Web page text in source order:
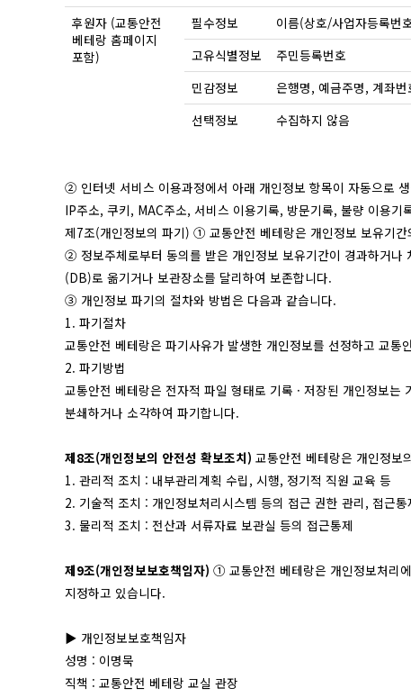
후원자 (교통안전
베테랑 홈페이지
포함)
필수정보
이름(상호/사업자등록번
고유식별정보
주민등록번호
민감정보
은행명, 예금주명, 계좌번
선택정보
수집하지 않음
② 인터넷 서비스 이용과정에서 아래 개인정보 항목이 자동으로
IP주소, 쿠키, MAC주소, 서비스 이용기록, 방문기록, 불량 이용기
제7조(개인정보의 파기) ① 교통안전 베테랑은 개인정보 보유기
② 정보주체로부터 동의를 받은 개인정보 보유기간이 경과하거나
(DB)로 옮기거나 보관장소를 달리하여 보존합니다.
③ 개인정보 파기의 절차와 방법은 다음과 같습니다.
1. 파기절차
교통안전 베테랑은 파기사유가 발생한 개인정보를 선정하고 교
2. 파기방법
교통안전 베테랑은 전자적 파일 형태로 기록 · 저장된 개인정보
분쇄하거나 소각하여 파기합니다.
제8조(개인정보의 안전성 확보조치) 교통안전 베테랑은 개인정보
1. 관리적 조치 : 내부관리계획 수립, 시행, 정기적 직원 교육 등
2. 기술적 조치 : 개인정보처리시스템 등의 접근 권한 관리, 접근
3. 물리적 조치 : 전산과 서류자료 보관실 등의 접근통제
제9조(개인정보보호책임자) ① 교통안전 베테랑은 개인정보처리
지정하고 있습니다.
▶ 개인정보보호책임자
성명 : 이명묵
직책 : 교통안전 베테랑 교실 관장